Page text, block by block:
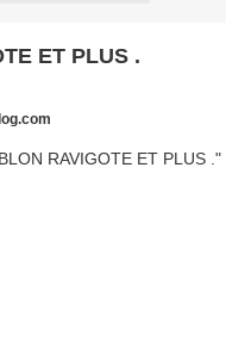
ET PLUS .